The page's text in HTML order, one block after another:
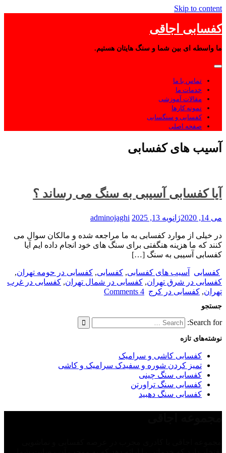
Skip to content
کفسابی اجاقی
ما واسطه ای بین شما و سنگ هایتان هستیم.
تماس با ما
خدمات ما
مقالات آموزشی
نمونه کارها
کفسابی و سنگسابی
صفحه اصلی
آسیب های کفسابی
آیا کفسابی آسیبی به سنگ می رساند ؟
می 14, 2020 ژانویه 13, 2025 adminojaghi
در خیلی از موارد کفسابی به ما مراجعه شده و مالکان سوال می
کنند که ما هزینه هنگفتی برای سنگ های خود انجام داده ایم آیا
کفسابی آسیبی به سنگ […]
کفسابی آسیب های کفسابی, کفسابی, کفسابی در حومه تهران,
کفسابی در شرق تهران, کفسابی در شمال تهران, کفسابی در غرب
تهران, کفسابی در کرج 4 Comments
جستجو
Search for:
نوشته‌های تازه
کفسابی کاشی و سرامیک
تمیز کردن شوره و سفیدک سرامیک و کاشی
کفسابی سنگ چینی
کفسابی سنگ تراورتن
کفسابی سنگ دهبید